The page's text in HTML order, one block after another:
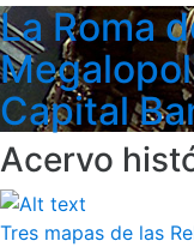
La Roma
Capital
Acervo
Tres mapas de las